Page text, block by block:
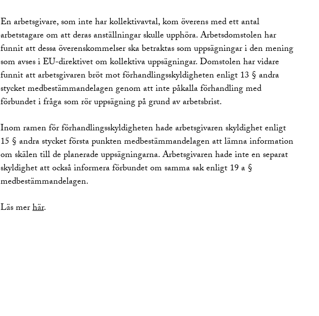
En arbetsgivare, som inte har kollektivavtal, kom överens med ett antal
arbetstagare om att deras anställningar skulle upphöra. Arbetsdomstolen har
funnit att dessa överenskommelser ska betraktas som uppsägningar i den mening
som avses i EU-direktivet om kollektiva uppsägningar. Domstolen har vidare
funnit att arbetsgivaren bröt mot förhandlingsskyldigheten enligt 13 § andra
stycket medbestämmandelagen genom att inte påkalla förhandling med
förbundet i fråga som rör uppsägning på grund av arbetsbrist.
Inom ramen för förhandlingsskyldigheten hade arbetsgivaren skyldighet enligt
15 § andra stycket första punkten medbestämmandelagen att lämna information
om skälen till de planerade uppsägningarna. Arbetsgivaren hade inte en separat
skyldighet att också informera förbundet om samma sak enligt 19 a §
medbestämmandelagen.
Läs merhär.